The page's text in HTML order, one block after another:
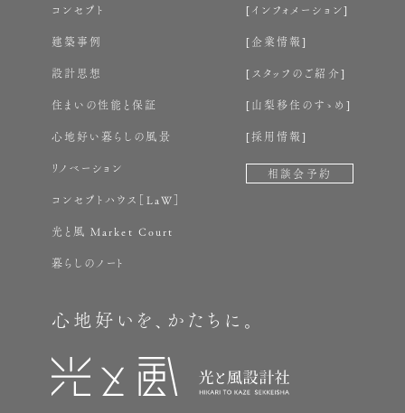
心地好いを、かたちに。
コンセプト
建築事例
設計思想
住まいの性能と保証
心地好い暮らしの風景
リノベーション
コンセプトハウス［LaW］
光と風 Market Court
暮らしのノート
インフォメーション
企業情報
スタッフのご紹介
山梨移住のすゝめ
採用情報
相談会予約